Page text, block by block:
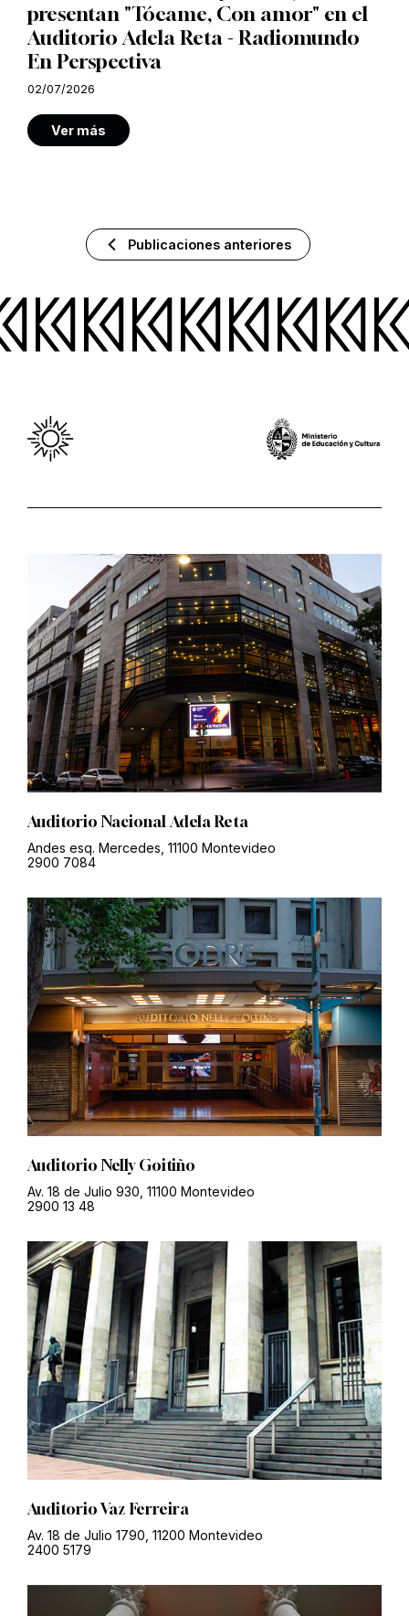
presentan "Tócame, Con amor" en el
Auditorio Adela Reta - Radiomundo
En Perspectiva
02/07/2026
Ver más
Publicaciones anteriores
Auditorio Nacional Adela Reta
Andes esq. Mercedes, 11100 Montevideo
2900 7084
Auditorio Nelly Goitiño
Av. 18 de Julio 930, 11100 Montevideo
2900 13 48
Auditorio Vaz Ferreira
Av. 18 de Julio 1790, 11200 Montevideo
2400 5179